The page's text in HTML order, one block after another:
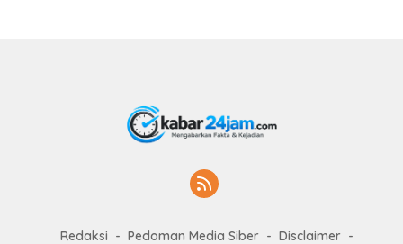
Redaksi Pedoman Media Siber Disclaimer